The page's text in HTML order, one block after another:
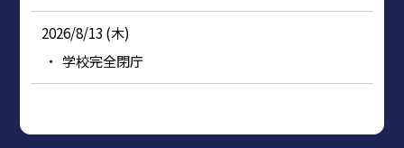
2026/8/13 (木)
学校完全閉庁